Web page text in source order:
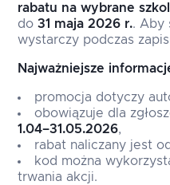
rabatu na wybrane
do31 maja 2026 r.. Aby
wystarczy podczas
Najważniejsze
promocja dotyczy
obowiązuje dla
1.04–31.05.2026,
rabat naliczany jest
kod można
trwania akcji.